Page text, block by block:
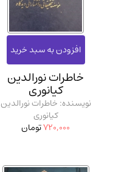
خاطرات نورالدین
کیانوری
نویسنده: خاطرات نورالدین
کیانوری
720,000تومان